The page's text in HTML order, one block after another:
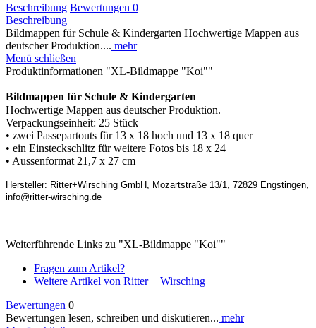
Beschreibung Bewertungen 0
Beschreibung
Bildmappen für Schule & Kindergarten Hochwertige Mappen aus
deutscher Produktion.... mehr
Menü schließen
Produktinformationen "XL-Bildmappe "Koi""
Bildmappen für Schule & Kindergarten
Hochwertige Mappen aus deutscher Produktion.
Verpackungseinheit: 25 Stück
• zwei Passepartouts für 13 x 18 hoch und 13 x 18 quer
• ein Einsteckschlitz für weitere Fotos bis 18 x 24
• Aussenformat 21,7 x 27 cm
Hersteller: Ritter+Wirsching GmbH, Mozartstraße 13/1, 72829 Engstingen,
info@ritter-wirsching.de
Weiterführende Links zu "XL-Bildmappe "Koi""
Fragen zum Artikel?
Weitere Artikel von Ritter + Wirsching
Bewertungen 0
Bewertungen lesen, schreiben und diskutieren... mehr